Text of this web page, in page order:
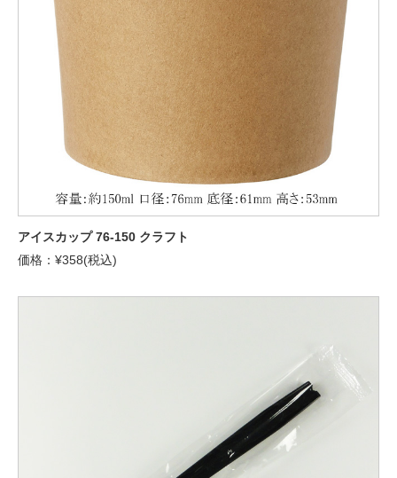
アイスカップ 76-150 クラフト
価格：¥358(税込)